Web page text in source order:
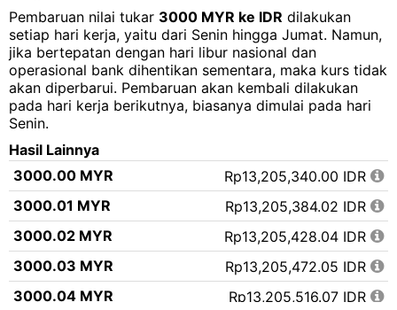
Pembaruan nilai tukar 3000 MYR ke IDR dilakukan
setiap hari kerja, yaitu dari Senin hingga Jumat. Namun,
jika bertepatan dengan hari libur nasional dan
operasional bank dihentikan sementara, maka kurs tidak
akan diperbarui. Pembaruan akan kembali dilakukan
pada hari kerja berikutnya, biasanya dimulai pada hari
Senin.
Hasil Lainnya
3000.00 MYR
Rp13,205,340.00 IDR
3000.01 MYR
Rp13,205,384.02 IDR
3000.02 MYR
Rp13,205,428.04 IDR
3000.03 MYR
Rp13,205,472.05 IDR
3000.04 MYR
Rp13,205,516.07 IDR